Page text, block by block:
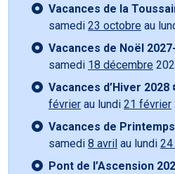
Vacances de la
samedi 23 octobre au
Vacances de Noël
samedi 18 décembre
Vacances d’Hiver 2028
février au lundi 21 février
Vacances de Printemps
samedi 8 avril au lundi 24
Pont de l’Ascension